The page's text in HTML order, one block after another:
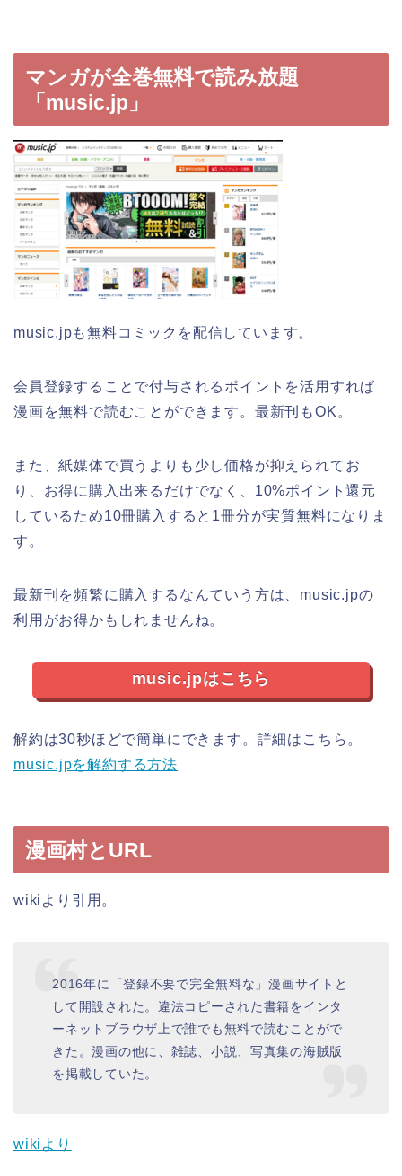
マンガが全巻無料で読み放題
「music.jp」
music.jpも無料コミックを配信しています。
会員登録することで付与されるポイントを活用すれば
漫画を無料で読むことができます。最新刊もOK。
また、紙媒体で買うよりも少し価格が抑えられてお
り、お得に購入出来るだけでなく、10%ポイント還元
しているため10冊購入すると1冊分が実質無料になりま
す。
最新刊を頻繁に購入するなんていう方は、music.jpの
利用がお得かもしれませんね。
music.jpはこちら
解約は30秒ほどで簡単にできます。詳細はこちら。
music.jpを解約する方法
漫画村とURL
wikiより引用。
2016年に「登録不要で完全無料な」漫画サイトと
して開設された。違法コピーされた書籍をインタ
ーネットブラウザ上で誰でも無料で読むことがで
きた。漫画の他に、雑誌、小説、写真集の海賊版
を掲載していた。
wikiより